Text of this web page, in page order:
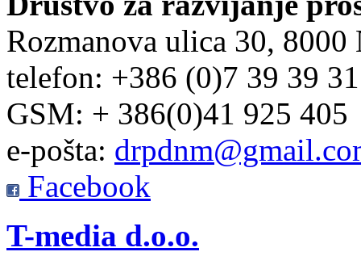
Rozmanova ulica 30, 8000
telefon: +386 (0)7 39 39
GSM: + 386(0)41 925 405
e-pošta:
Facebook
T-media d.o.o.